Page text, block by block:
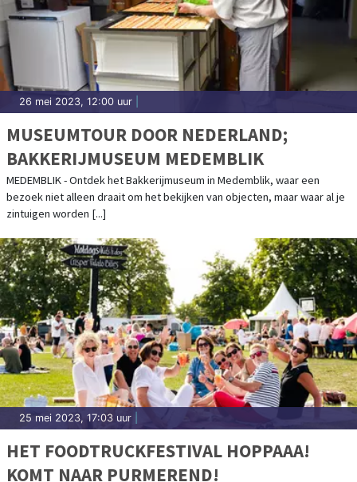
26 mei 2023, 12:00 uur
MUSEUMTOUR DOOR NEDERLAND;
BAKKERIJMUSEUM MEDEMBLIK
MEDEMBLIK - Ontdek het Bakkerijmuseum in Medemblik, waar een
bezoek niet alleen draait om het bekijken van objecten, maar waar al je
zintuigen worden [...]
25 mei 2023, 17:03 uur
HET FOODTRUCKFESTIVAL HOPPAAA!
KOMT NAAR PURMEREND!